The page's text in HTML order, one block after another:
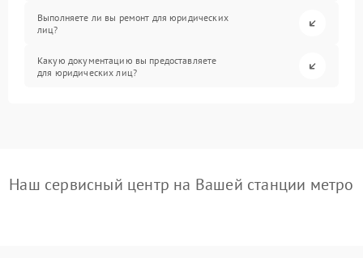
Выполняете ли вы ремонт для юридических
лиц?
Какую документацию вы предоставляете
для юридических лиц?
Наш сервисный центр на Вашей станции метро